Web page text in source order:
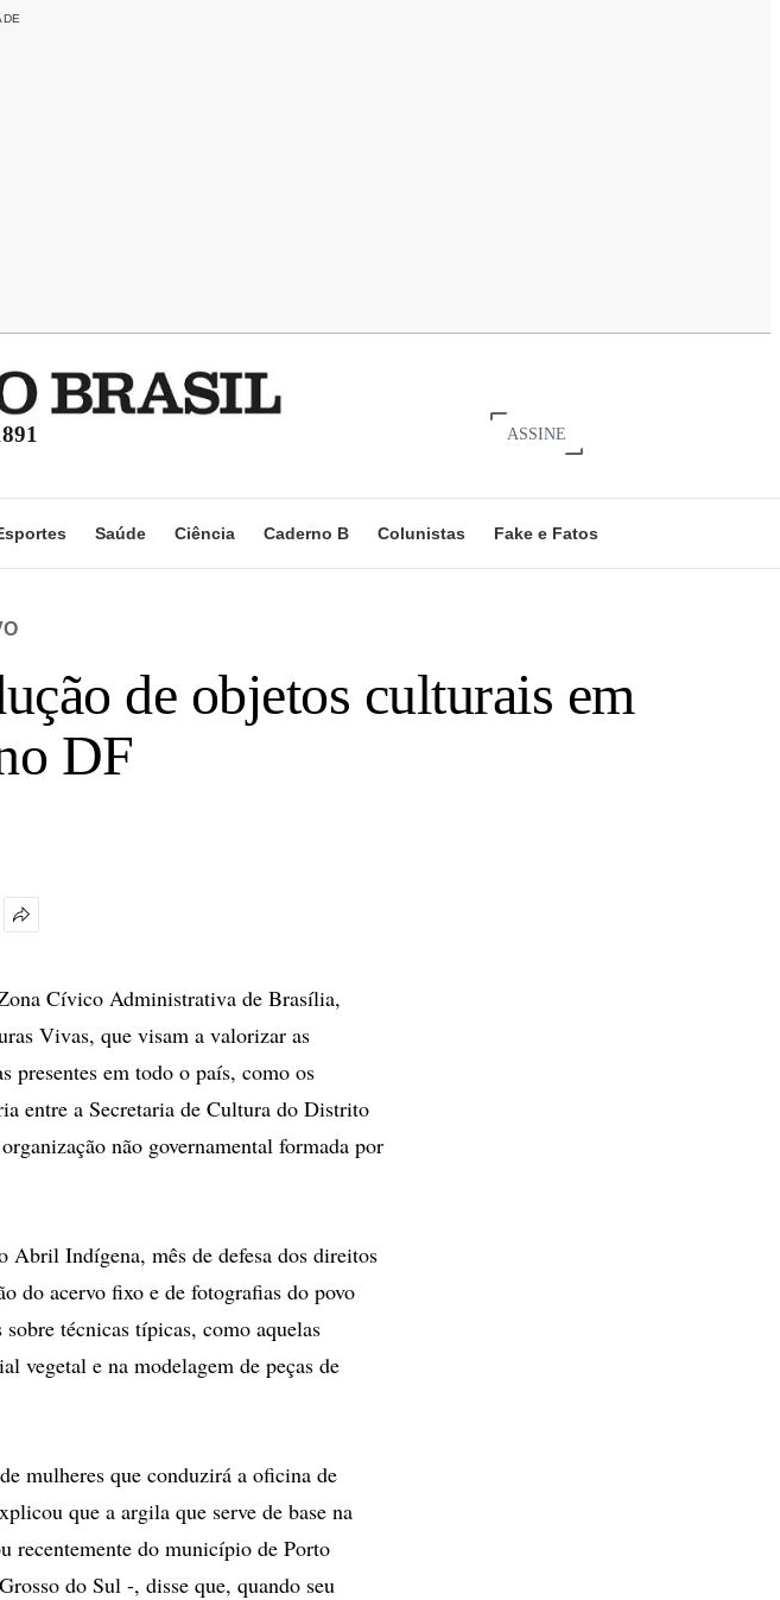
ASSINE
Saúde Ciência Caderno B Colunistas Fake e Fatos
de objetos culturais em
DF
compartilhamento
Cívico Administrativa de Brasília,
Vivas, que visam a valorizar as
presentes em todo o país, como os
entre a Secretaria de Cultura do Distrito
não governamental formada por
Abril Indígena, mês de defesa dos direitos
do acervo fixo e de fotografias do povo
técnicas típicas, como aquelas
vegetal e na modelagem de peças de
mulheres que conduzirá a oficina de
que a argila que serve de base na
recentemente do município de Porto
do Sul -, disse que, quando seu